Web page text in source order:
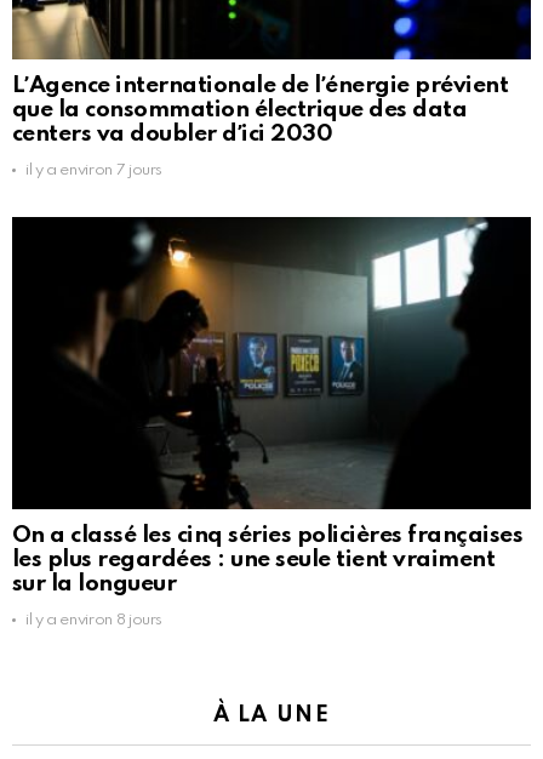
LʼAgence internationale de lʼénergie prévient
que la consommation électrique des data
centers va doubler dʼici 2030
il y a environ 7 jours
On a classé les cinq séries policières françaises
les plus regardées : une seule tient vraiment
sur la longueur
il y a environ 8 jours
À LA UNE